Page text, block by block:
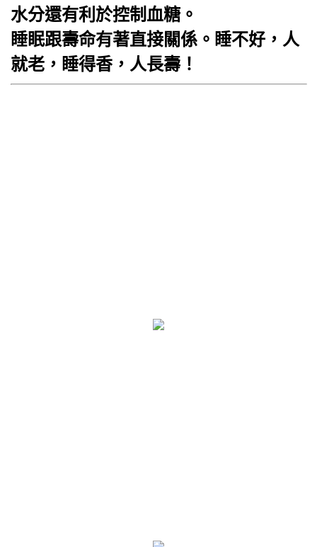
水分還有利於控制血糖。
睡眠跟壽命有著直接關係。睡不好，人
就老，睡得香，人長壽！